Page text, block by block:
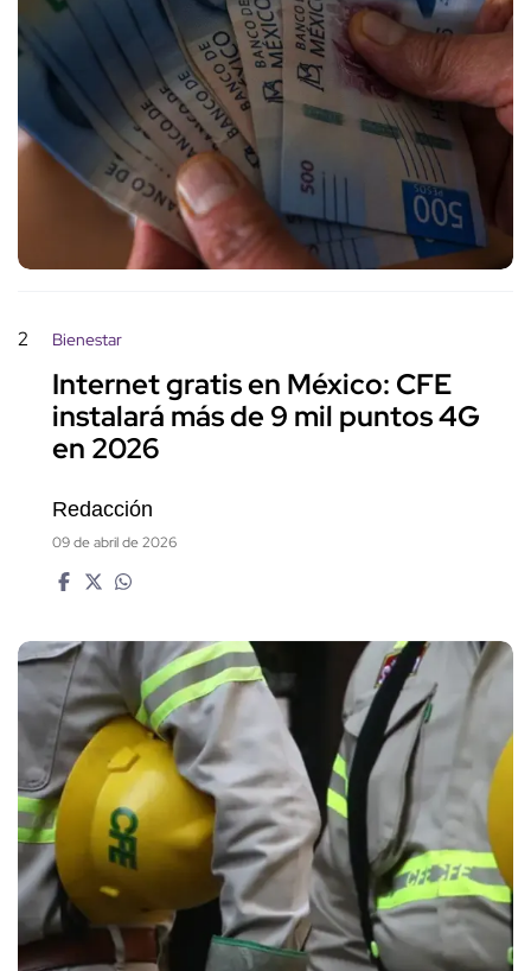
2 Bienestar
Internet gratis en México: CFE
instalará más de 9 mil puntos 4G
en 2026
Redacción
09 de abril de 2026